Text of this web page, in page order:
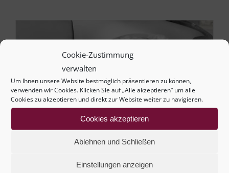
Cookie-Zustimmung
verwalten
Um Ihnen unsere Website bestmöglich präsentieren zu können,
verwenden wir Cookies. Klicken Sie auf „Alle akzeptieren“ um alle
Cookies zu akzeptieren und direkt zur Website weiter zu navigieren.
Cookies akzeptieren
Ablehnen und Schließen
Einstellungen anzeigen